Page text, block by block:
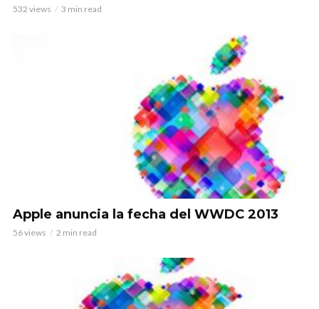
532 views 3 min read
Apple anuncia la fecha del WWDC 2013
56 views 2 min read